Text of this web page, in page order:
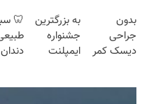
کمرت رو در
منزل درمان
کنی؟
می‌خوای؟
پرداخت
اقساطی هم
📍تهران
گروه
در ۱۴۰۴
بدون
جراحی
دیسک کمر
به بزرگترین
جشنواره
ایمپلنت
🦷
دندان